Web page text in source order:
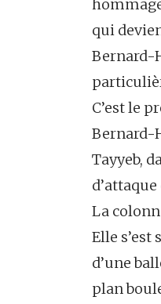
qui
Bernard-
C’est le
Bernard-
Tayyeb,
La
Elle
d’une
plan